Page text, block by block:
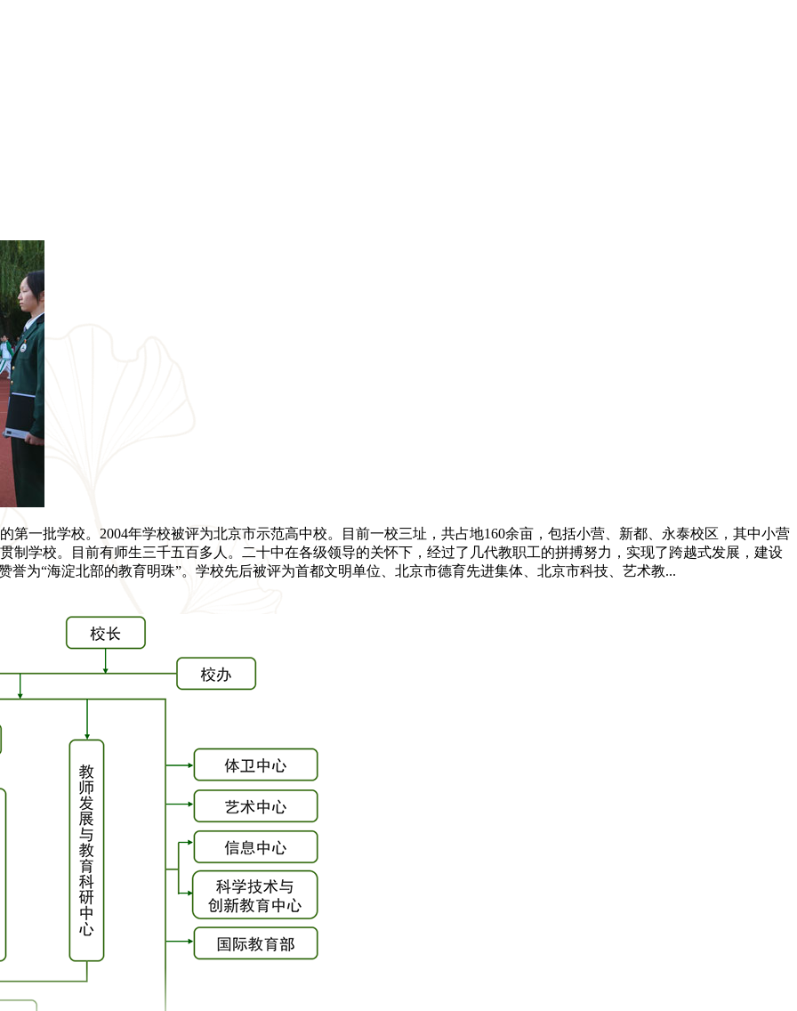
第一批学校。2004年学校被评为北京市示范高中校。目前一校三址，共占地160余亩，包括小营、新都、永泰校区，其中小营
制学校。目前有师生三千五百多人。二十中在各级领导的关怀下，经过了几代教职工的拼搏努力，实现了跨越式发展，建设
誉为“海淀北部的教育明珠”。学校先后被评为首都文明单位、北京市德育先进集体、北京市科技、艺术教...